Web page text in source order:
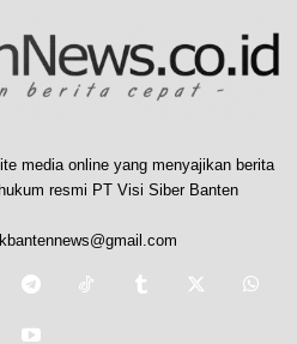
media online yang menyajikan berita
resmi PT Visi Siber Banten